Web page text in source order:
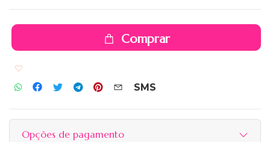
Comprar
SMS
Opções de pagamento